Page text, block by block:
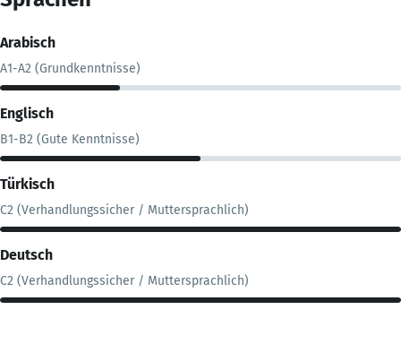
Arabisch
A1-A2 (Grundkenntnisse)
Englisch
B1-B2 (Gute Kenntnisse)
Türkisch
C2 (Verhandlungssicher / Muttersprachlich)
Deutsch
C2 (Verhandlungssicher / Muttersprachlich)